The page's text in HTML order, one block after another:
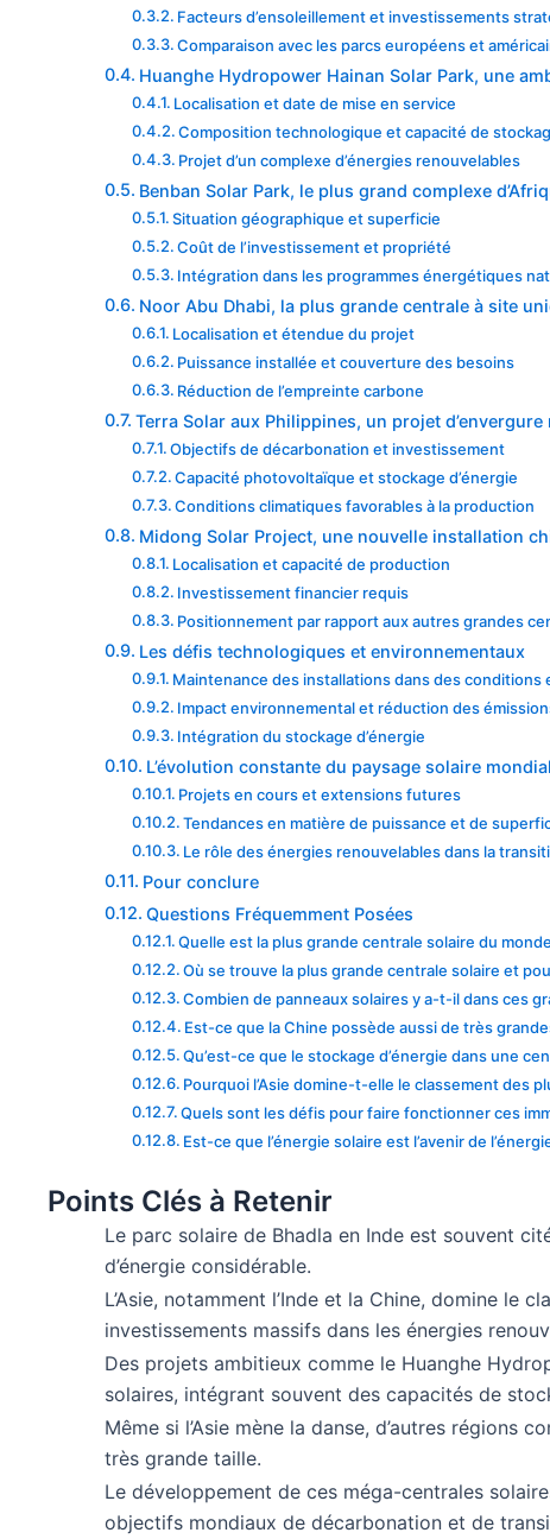
Facteurs d’ensoleillement et investissements
Comparaison avec les parcs européens et
Huanghe Hydropower Hainan Solar Park, une
Localisation et date de mise en service
Composition technologique et capacité de
Projet d’un complexe d’énergies renouvelables
Benban Solar Park, le plus grand complexe
Situation géographique et superficie
Coût de l’investissement et propriété
Intégration dans les programmes énergétiques
Noor Abu Dhabi, la plus grande centrale à site
Localisation et étendue du projet
Puissance installée et couverture des besoins
Réduction de l’empreinte carbone
Terra Solar aux Philippines, un projet d’envergure
Objectifs de décarbonation et investissement
Capacité photovoltaïque et stockage d’énergie
Conditions climatiques favorables à la production
Midong Solar Project, une nouvelle installation
Localisation et capacité de production
Investissement financier requis
Positionnement par rapport aux autres grandes
Les défis technologiques et environnementaux
Maintenance des installations dans des conditions
Impact environnemental et réduction des
Intégration du stockage d’énergie
L’évolution constante du paysage solaire mondial
Projets en cours et extensions futures
Tendances en matière de puissance et de
Le rôle des énergies renouvelables dans la
Pour conclure
Questions Fréquemment Posées
Quelle est la plus grande centrale solaire du
Où se trouve la plus grande centrale solaire et
Combien de panneaux solaires y a-t-il dans ces
Est-ce que la Chine possède aussi de très
Qu’est-ce que le stockage d’énergie dans une
Pourquoi l’Asie domine-t-elle le classement des
Quels sont les défis pour faire fonctionner ces
Est-ce que l’énergie solaire est l’avenir de
Points Clés à Retenir
Le parc solaire de Bhadla en Inde est souvent
d’énergie considérable.
L’Asie, notamment l’Inde et la Chine, domine le
investissements massifs dans les énergies
Des projets ambitieux comme le Huanghe
solaires, intégrant souvent des capacités de
Même si l’Asie mène la danse, d’autres régions
très grande taille.
Le développement de ces méga-centrales
objectifs mondiaux de décarbonation et de